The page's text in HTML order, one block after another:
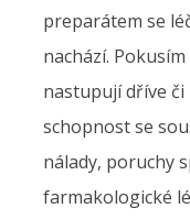
preparátem se
nachází.
nastupují dříve
schopnost se
nálady, poruchy
farmakologické